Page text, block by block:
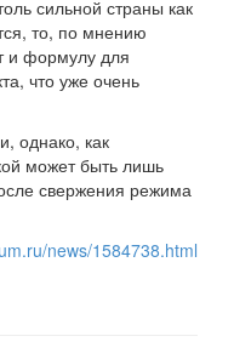
сильной страны как
то, по мнению
и формулу для
что уже очень
однако, как
может быть лишь
свержения режима
news/1584738.html